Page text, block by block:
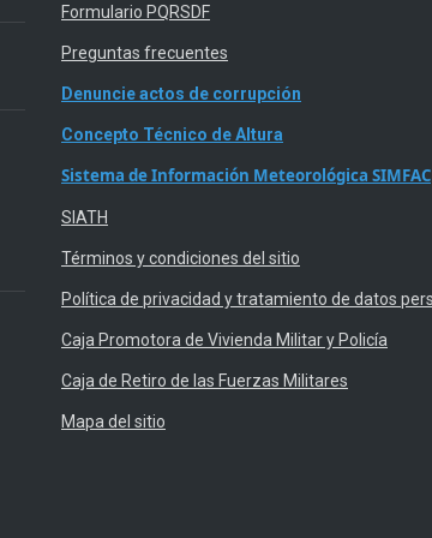
Formulario PQRSDF
Preguntas frecuentes
Denuncie actos de corrupción
Concepto Técnico de Altura
Sistema de Información Meteorológica SIMFAC
SIATH
Términos y condiciones del sitio
Política de privacidad y tratamiento de datos
Caja Promotora de Vivienda Militar y Policía
Caja de Retiro de las Fuerzas Militares
Mapa del sitio